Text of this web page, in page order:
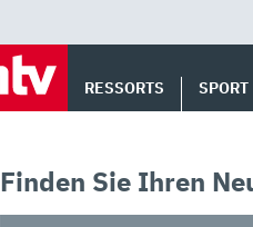
RESSORTS SPORT
Finden Sie Ihren